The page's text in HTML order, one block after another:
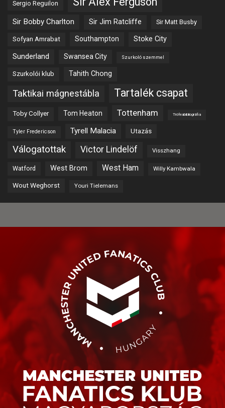
Sergio Reguilon
Sir Bobby Charlton Sir Jim Ratcliffe Sir Matt Busby
Sofyan Amrabat Southampton Stoke City
Sunderland Swansea City Szurkoló szemmel
Szurkolói klub Tahith Chong
Taktikai mágnestábla Tartalék csapat
Toby Collyer Tom Heaton Tottenham Trófeabibliográfia
Tyler Fredericson Tyrell Malacia Utazás
Válogatottak Victor Lindelöf Visszhang
Watford West Brom West Ham Willy Kambwala
Wout Weghorst Youri Tielemans